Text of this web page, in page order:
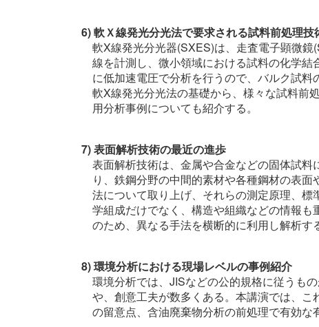
6) 軟Ｘ線発光分光法で要求される試料前処理技
軟X線発光分光器(SXES)は、走査電子顕微
線を計測し、微小領域における試料の化学
に低加速電圧で分析を行うので、バルク試
軟X線発光分光法の基礎から、様々な試料前
用分析事例についても紹介する。
7) 表面解析技術の最近の進歩
表面解析技術は、金属や合金などの固体試
り、鉄鋼分野の中間的素材や各種鋼材の表
法について取り上げ、それらの測定原理、
学組成だけでなく、構造や組織などの情報
のため、異なる手法を横断的に利用し解析す
8) 環境分析における現場レベルの事例紹介
環境分析では、JISなどの公的規格に従うも
や、創意工夫が数多くある。本講演では、
の留意点、含油廃棄物分析の前処理で有効な